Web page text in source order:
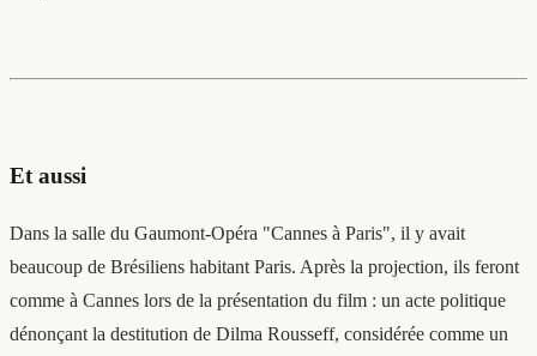
Et aussi
Dans la salle du Gaumont-Opéra "Cannes à Paris", il y avait
beaucoup de Brésiliens habitant Paris. Après la projection, ils feront
comme à Cannes lors de la présentation du film : un acte politique
dénonçant la destitution de Dilma Rousseff, considérée comme un